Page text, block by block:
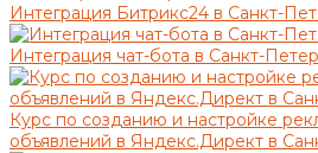
Интеграция Битрикс24 в Санкт-
Интеграция чат-бота в Санкт-
Курс по созданию и настройке
объявлений в Яндекс.Директ в